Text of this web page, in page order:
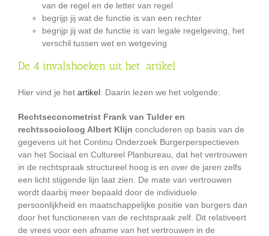
van de regel en de letter van regel
begrijp jij wat de functie is van een rechter
begrijp jij wat de functie is van legale regelgeving, het
verschil tussen wet en wetgeving
De 4 invalshoeken uit het artikel
Hier vind je het artikel: Daarin lezen we het volgende:
Rechtseconometrist Frank van Tulder en
rechtssocioloog Albert Klijn concluderen op basis van de
gegevens uit het Continu Onderzoek Burgerperspectieven
van het Sociaal en Cultureel Planbureau, dat het vertrouwen
in de rechtspraak structureel hoog is en over de jaren zelfs
een licht stijgende lijn laat zien. De mate van vertrouwen
wordt daarbij meer bepaald door de individuele
persoonlijkheid en maatschappelijke positie van burgers dan
door het functioneren van de rechtspraak zelf. Dit relativeert
de vrees voor een afname van het vertrouwen in de